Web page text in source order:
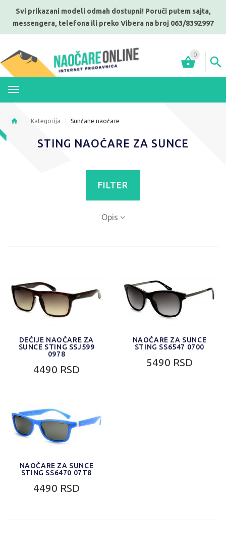
Svi prikazani modeli odmah dostupni! Poruči putem sajta,
messengera, telefona ili preko Vibera na broj 063/8392997
0
Kategorija Sunčane naočare
STING NAOČARE ZA SUNCE
FILTER
Opis
DEČIJE NAOČARE ZA
SUNCE STING SSJ599
0978
4490 RSD
NAOČARE ZA SUNCE
STING SS6547 0700
5490 RSD
NAOČARE ZA SUNCE
STING SS6470 07T8
4490 RSD